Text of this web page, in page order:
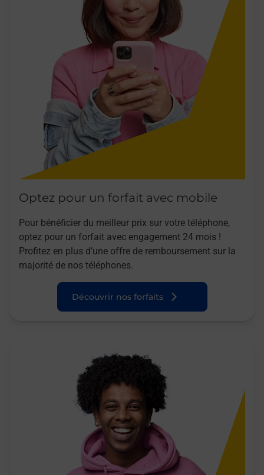
Optez pour un forfait avec mobile
Pour bénéficier du meilleur prix sur votre téléphone,
optez pour un forfait avec engagement 24 mois !
Profitez en plus d’une offre de remboursement sur la
majorité de nos téléphones.
Découvrir nos forfaits